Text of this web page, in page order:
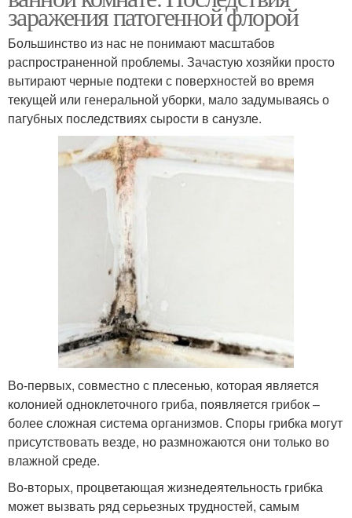
заражения патогенной флорой
Большинство из нас не понимают масштабов
распространенной проблемы. Зачастую хозяйки просто
вытирают черные подтеки с поверхностей во время
текущей или генеральной уборки, мало задумываясь о
пагубных последствиях сырости в санузле.
Во-первых, совместно с плесенью, которая является
колонией одноклеточного гриба, появляется грибок –
более сложная система организмов. Споры грибка могут
присутствовать везде, но размножаются они только во
влажной среде.
Во-вторых, процветающая жизнедеятельность грибка
может вызвать ряд серьезных трудностей, самым